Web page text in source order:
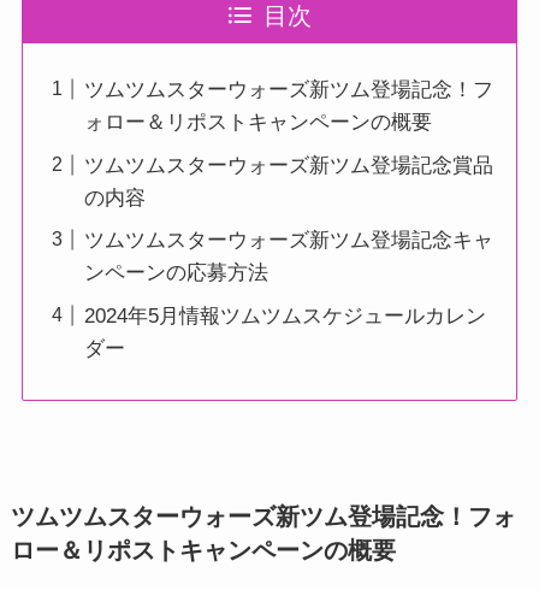
目次
ツムツムスターウォーズ新ツム登場記念！フ
ォロー＆リポストキャンペーンの概要
ツムツムスターウォーズ新ツム登場記念賞品
の内容
ツムツムスターウォーズ新ツム登場記念キャ
ンペーンの応募方法
2024年5月情報ツムツムスケジュールカレン
ダー
ツムツムスターウォーズ新ツム登場記念！フォ
ロー＆リポストキャンペーンの概要